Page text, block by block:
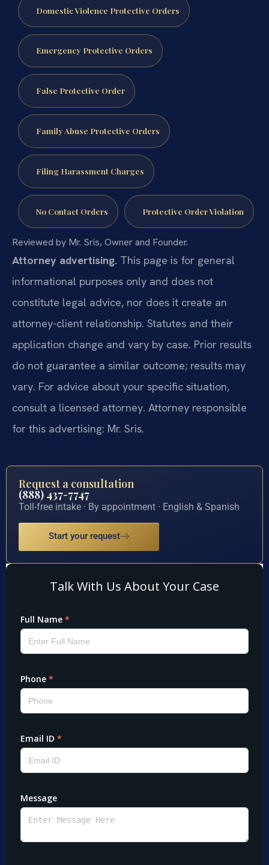
Domestic Violence Protective Orders
Emergency Protective Orders
False Protective Order
Family Abuse Protective Orders
Filing Harassment Charges
No Contact Orders Protective Order Violation
Reviewed by Mr. Sris, Owner and Founder.
Attorney advertising. This page is for general
informational purposes only and does not
constitute legal advice, nor does it create an
attorney-client relationship. Statutes and their
application change and vary by case. Prior results
do not guarantee a similar outcome; results may
vary. For advice about your specific situation,
consult a licensed attorney. Attorney responsible
for this advertising: Mr. Sris.
Request a consultation
(888) 437-7747
Toll-free intake · By appointment · English & Spanish
Start your request